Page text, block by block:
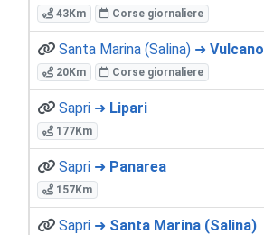
43Km Corse giornaliere
Santa Marina (Salina) ➜ Vulcano
20Km Corse giornaliere
Sapri ➜ Lipari
177Km
Sapri ➜ Panarea
157Km
Sapri ➜ Santa Marina (Salina)